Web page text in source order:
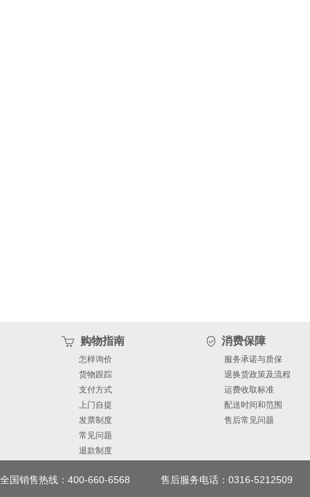
购物指南
怎样询价
货物跟踪
支付方式
上门自提
发票制度
常见问题
退款制度
消费保障
服务承诺与质保
退换货政策及流程
运费收取标准
配送时间和范围
售后常见问题
全国销售热线：400-660-6568 售后服务电话：0316-5212509